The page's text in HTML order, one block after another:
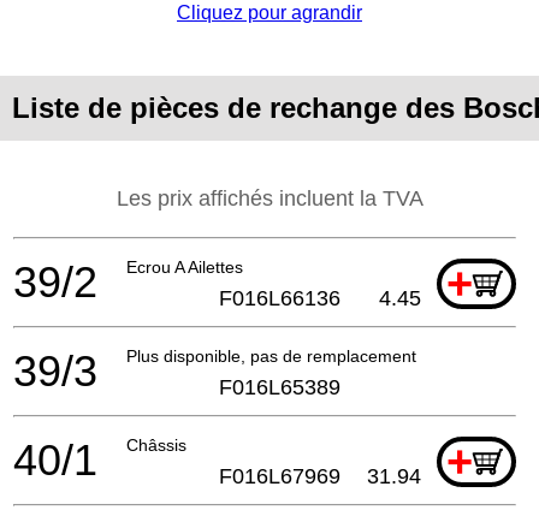
Cliquez pour agrandir
Liste de pièces de rechange des
Les prix affichés incluent la TVA
Ecrou A Ailettes +
39/2 F016L66136 4.45
Plus disponible, pas de remplacement
39/3 F016L65389
Châssis +
40/1 F016L67969 31.94